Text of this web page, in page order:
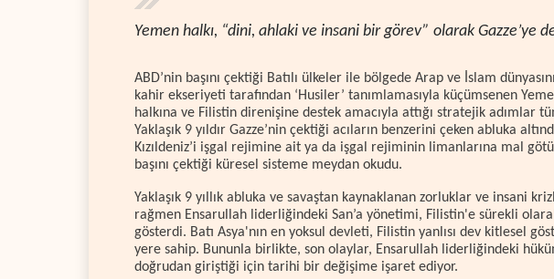
Yemen halkı, “dini, ahlaki ve insani bir görev” olarak Gazze’ye
ABD’nin başını çektiği Batılı ülkeler ile bölgede Arap ve İslam
kahir ekseriyeti tarafından ‘Husiler’ tanımlamasıyla küçümsenen
halkına ve Filistin direnişine destek amacıyla attığı stratejik adımlar
Yaklaşık 9 yıldır Gazze’nin çektiği acıların benzerini çeken abluka
Kızıldeniz’i işgal rejimine ait ya da işgal rejiminin limanlarına mal
başını çektiği küresel sisteme meydan okudu.
Yaklaşık 9 yıllık abluka ve savaştan kaynaklanan zorluklar ve insani
rağmen Ensarullah liderliğindeki San’a yönetimi, Filistin'e sürekli
gösterdi. Batı Asya'nın en yoksul devleti, Filistin yanlısı dev kitlesel
yere sahip. Bununla birlikte, son olaylar, Ensarullah liderliğindeki
doğrudan giriştiği için tarihi bir değişime işaret ediyor.